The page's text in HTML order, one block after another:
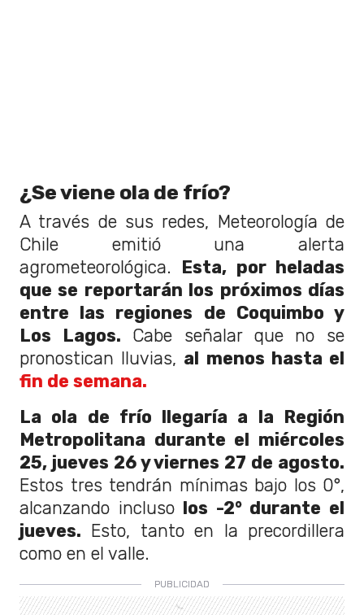
¿Se viene ola de frío?
A través de sus redes, Meteorología de
Chile emitió una alerta
agrometeorológica. Esta, por heladas
que se reportarán los próximos días
entre las regiones de Coquimbo y
Los Lagos. Cabe señalar que no se
pronostican lluvias, al menos hasta el
fin de semana.
La ola de frío llegaría a la Región
Metropolitana durante el miércoles
25, jueves 26 y viernes 27 de agosto.
Estos tres tendrán mínimas bajo los 0°,
alcanzando incluso los -2° durante el
jueves. Esto, tanto en la precordillera
como en el valle.